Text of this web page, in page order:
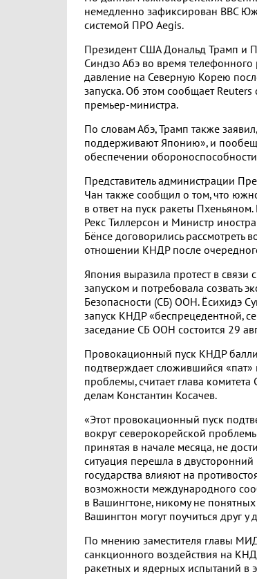
немедленно зафиксирован ВВС
системой ПРО Aegis.
Президент США Дональд Трамп и
Синдзо Абэ во время телефонного
давление на Северную Корею
запуска. Об этом сообщает
премьер-министра.
По словам Абэ, Трамп также
поддерживают Японию», и
обеспечении
Представитель администрации
Чан также сообщил о том, что
в ответ на пуск ракеты
Рекс Тиллерсон и Министр
Бёнсе договорились рассмотреть
отношении КНДР после
Япония выразила протест в связи
запуском и потребовала созвать
Безопасности (СБ) ООН. Ёсихидэ
запуск КНДР «беспрецедентной,
заседание СБ ООН состоится 29
Провокационный пуск КНДР
подтверждает сложившийся «пат»
проблемы, считает глава
делам Константин Косачев.
«Этот провокационный пуск
вокруг северокорейской
принятая в начале месяца, не
ситуация перешла в
государства влияют на
возможности международного
в Вашингтоне, никому не
Вашингтон могут поучиться друг у
По мнению заместителя главы
санкционного воздействия на
ракетных и ядерных испытаний в